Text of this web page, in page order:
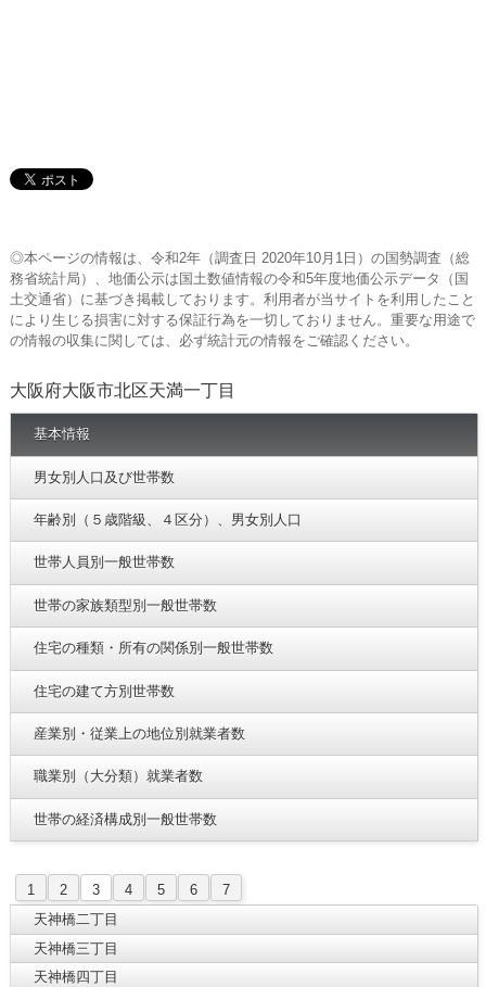
◎本ページの情報は、令和2年（調査日 2020年10月1日）の国勢調査（総
務省統計局）、地価公示は国土数値情報の令和5年度地価公示データ（国
土交通省）に基づき掲載しております。利用者が当サイトを利用したこと
により生じる損害に対する保証行為を一切しておりません。重要な用途で
の情報の収集に関しては、必ず統計元の情報をご確認ください。
大阪府大阪市北区天満一丁目
基本情報
男女別人口及び世帯数
年齢別（５歳階級、４区分）、男女別人口
世帯人員別一般世帯数
世帯の家族類型別一般世帯数
住宅の種類・所有の関係別一般世帯数
住宅の建て方別世帯数
産業別・従業上の地位別就業者数
職業別（大分類）就業者数
世帯の経済構成別一般世帯数
1 2 3 4 5 6
7
天神橋二丁目
天神橋三丁目
天神橋四丁目